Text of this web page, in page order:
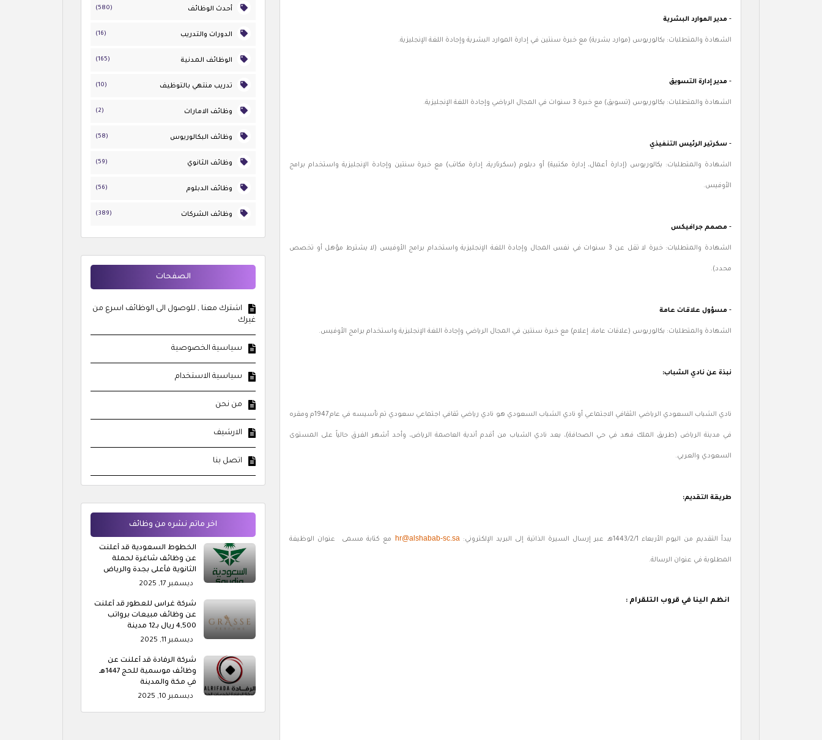
- مدير الموارد البشرية
الشهادة والمتطلبات: بكالوريوس (موارد بشرية) مع خبرة سنتين في إدارة الموارد البشرية وإجادة اللغة الإنجليزية.
- مدير إدارة التسويق
الشهادة والمتطلبات: بكالوريوس (تسويق) مع خبرة 3 سنوات في المجال الرياضي وإجادة اللغة الإنجليزية.
- سكرتير الرئيس التنفيذي
الشهادة والمتطلبات: بكالوريوس (إدارة أعمال، إدارة مكتبية) أو دبلوم (سكرتارية، إدارة مكاتب) مع خبرة سنتين وإجادة الإنجليزية واستخدام برامج
الأوفيس.
- مصمم جرافيكس
الشهادة والمتطلبات: خبرة لا تقل عن 3 سنوات في نفس المجال وإجادة اللغة الإنجليزية واستخدام برامج الأوفيس (لا يشترط مؤهل أو تخصص
محدد).
- مسؤول علاقات عامة
الشهادة والمتطلبات: بكالوريوس (علاقات عامة، إعلام) مع خبرة سنتين في المجال الرياضي وإجادة اللغة الإنجليزية واستخدام برامج الأوفيس.
نبذة عن نادي الشباب:
نادي الشباب السعودي الرياضي الثقافي الاجتماعي أو نادي الشباب السعودي هو نادي رياضي ثقافي اجتماعي سعودي تم تأسيسه في عام 1947م ومقره
في مدينة الرياض (طريق الملك فهد في حي الصحافة)، يعد نادي الشباب من أقدم أندية العاصمة الرياض، وأحد أشهر الفرق حالياً على المستوى
السعودي والعربي.
طريقة التقديم:
يبدأ التقديم من اليوم الأربعاء 1443/2/1هـ عبر إرسال السيرة الذاتية إلى البريد الإلكتروني: hr@alshabab-sc.sa مع كتابة مسمى عنوان الوظيفة
المطلوبة في عنوان الرسالة.
انظم الينا في قروب التلقرام :
أحدث الوظائف (580)
الدورات والتدريب (16)
الوظائف المدنية (165)
تدريب منتهي بالتوظيف (10)
وظائف الامارات (2)
وظائف البكالوريوس (58)
وظائف الثانوي (59)
وظائف الدبلوم (56)
وظائف الشركات (389)
الصفحات
اشترك معنا , للوصول الى الوظائف اسرع من
غيرك
سياسية الخصوصية
سياسية الاستخدام
من نحن
الارشيف
اتصل بنا
اخر ماتم نشره من وظائف
الخطوط السعودية قد أعلنت
عن وظائف شاغرة لحملة
الثانوية فأعلى بجدة والرياض
ديسمبر 17, 2025
شركة غراس للعطور قد أعلنت
عن وظائف مبيعات برواتب
4,500 ريال بـ12 مدينة
ديسمبر 11, 2025
شركة الرفادة قد أعلنت عن
وظائف موسمية للحج 1447هـ
في مكة والمدينة
ديسمبر 10, 2025